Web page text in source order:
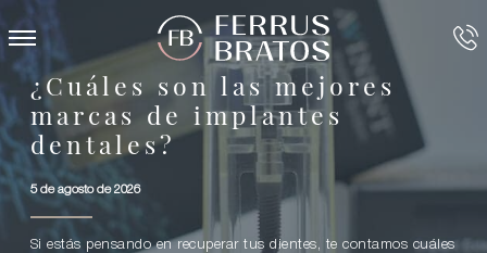
¿Cuáles son las mejores
marcas de implantes
dentales?
5 de agosto de 2026
Si estás pensando en recuperar tus dientes, te contamos cuáles